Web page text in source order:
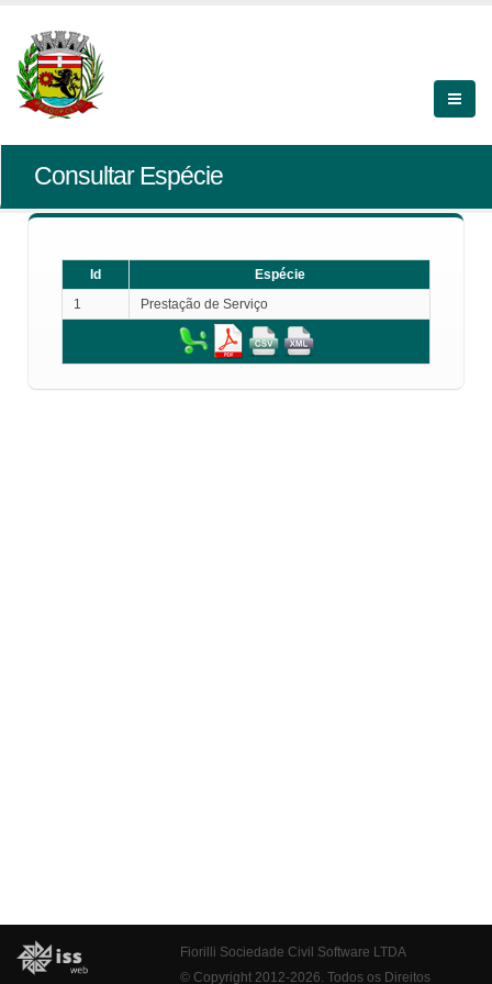
Consultar Espécie
Id
Espécie
1
Prestação de Serviço
Fiorilli Sociedade Civil Software LTDA
© Copyright 2012-2026. Todos os Direitos